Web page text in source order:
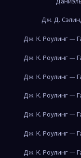
Дж. Д.
Дж. К. Роулинг —
Дж. К. Роулинг —
Дж. К. Роулинг —
Дж. К. Роулинг —
Дж. К. Роулинг —
Дж. К. Роулинг —
Дж. К. Роулинг —